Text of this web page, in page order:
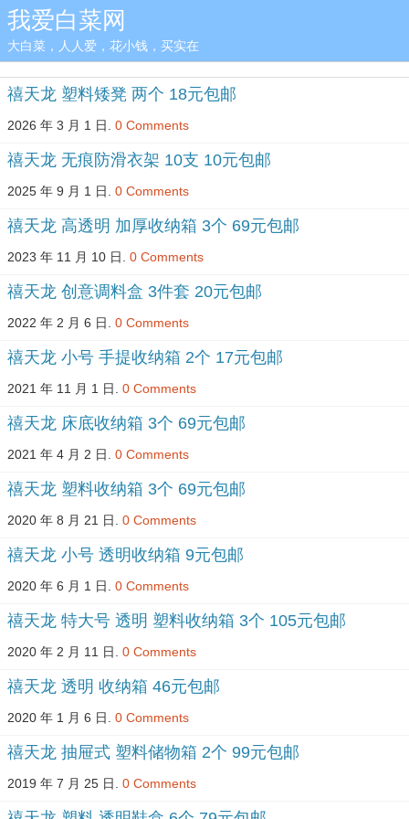
我爱白菜网
大白菜，人人爱，花小钱，买实在
禧天龙 塑料矮凳 两个 18元包邮
2026 年 3 月 1 日. 0 Comments
禧天龙 无痕防滑衣架 10支 10元包邮
2025 年 9 月 1 日. 0 Comments
禧天龙 高透明 加厚收纳箱 3个 69元包邮
2023 年 11 月 10 日. 0 Comments
禧天龙 创意调料盒 3件套 20元包邮
2022 年 2 月 6 日. 0 Comments
禧天龙 小号 手提收纳箱 2个 17元包邮
2021 年 11 月 1 日. 0 Comments
禧天龙 床底收纳箱 3个 69元包邮
2021 年 4 月 2 日. 0 Comments
禧天龙 塑料收纳箱 3个 69元包邮
2020 年 8 月 21 日. 0 Comments
禧天龙 小号 透明收纳箱 9元包邮
2020 年 6 月 1 日. 0 Comments
禧天龙 特大号 透明 塑料收纳箱 3个 105元包邮
2020 年 2 月 11 日. 0 Comments
禧天龙 透明 收纳箱 46元包邮
2020 年 1 月 6 日. 0 Comments
禧天龙 抽屉式 塑料储物箱 2个 99元包邮
2019 年 7 月 25 日. 0 Comments